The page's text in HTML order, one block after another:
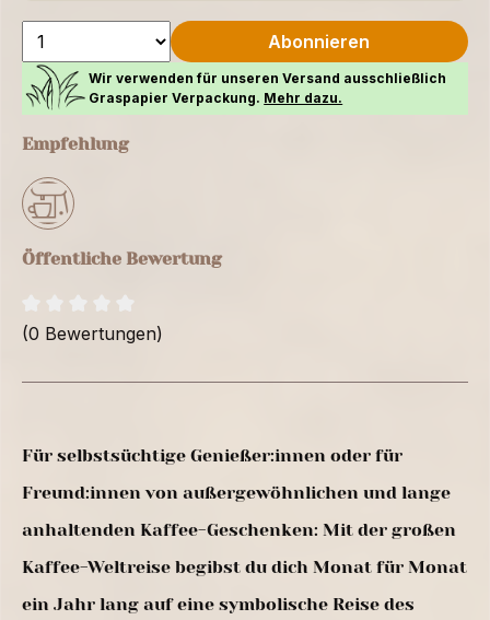
Abonnieren
Wir verwenden für unseren Versand ausschließlich
Graspapier Verpackung. Mehr dazu.
Empfehlung
Öffentliche Bewertung
(0 Bewertungen)
Für selbstsüchtige Genießer:innen oder für
Freund:innen von außergewöhnlichen und lange
anhaltenden Kaffee-Geschenken: Mit der großen
Kaffee-Weltreise begibst du dich Monat für Monat
ein Jahr lang auf eine symbolische Reise des